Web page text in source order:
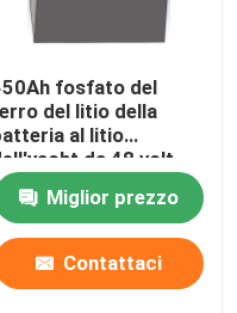
fosfato del
del litio della
al litio
da 48 volt
Miglior prezzo
Contattaci